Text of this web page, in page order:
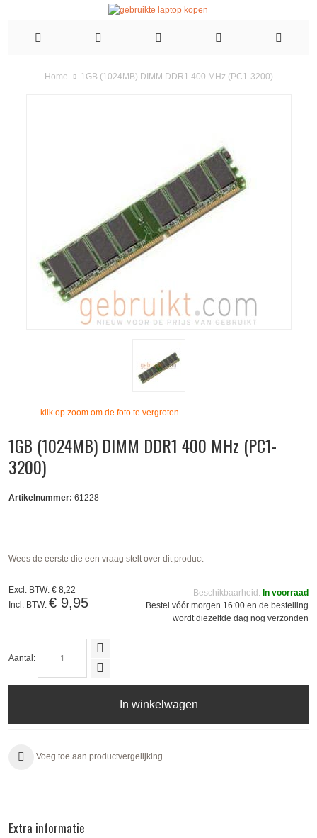
Home 1GB (1024MB) DIMM DDR1 400 MHz (PC1-3200)
klik op zoom om de foto te vergroten .
1GB (1024MB) DIMM DDR1 400 MHz (PC1-
3200)
Artikelnummer: 61228
Wees de eerste die een vraag stelt over dit product
Beschikbaarheid: In voorraad
Bestel vóór morgen 16:00 en de bestelling
wordt diezelfde dag nog verzonden
Excl. BTW: € 8,22
Incl. BTW: € 9,95
Aantal:
In winkelwagen
Voeg toe aan productvergelijking
Extra informatie